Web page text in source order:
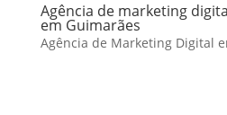
Agência de marketing
em Guimarães
Agência de Marketing Digital